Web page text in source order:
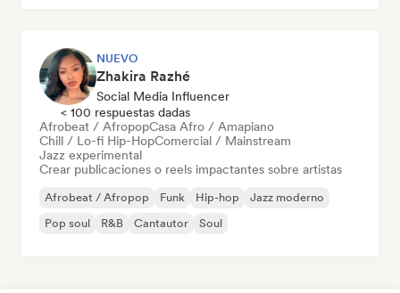
NUEVO
Zhakira Razhé
Social Media Influencer
< 100 respuestas dadas
Afrobeat / AfropopCasa Afro / Amapiano
Chill / Lo-fi Hip-HopComercial / Mainstream
Jazz experimental
Crear publicaciones o reels impactantes sobre artistas
Afrobeat / Afropop Funk Hip-hop
Jazz moderno
Pop soul
R&B Cantautor Soul